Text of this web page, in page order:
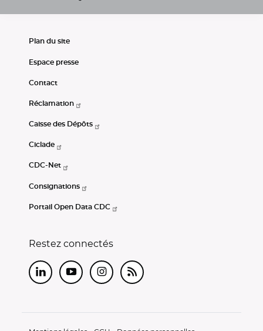
Plan du site
Espace presse
Contact
Réclamation
Caisse des Dépôts
Ciclade
CDC-Net
Consignations
Portail Open Data CDC
Restez connectés
LinkedInYoutubeInstagram
RSS